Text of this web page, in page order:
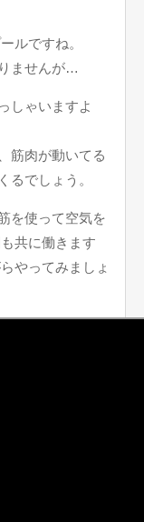
ルですね。
ませんが…
しゃいますよ
筋肉が動いてる
るでしょう。
を使って空気を
共に働きます
やってみましょ